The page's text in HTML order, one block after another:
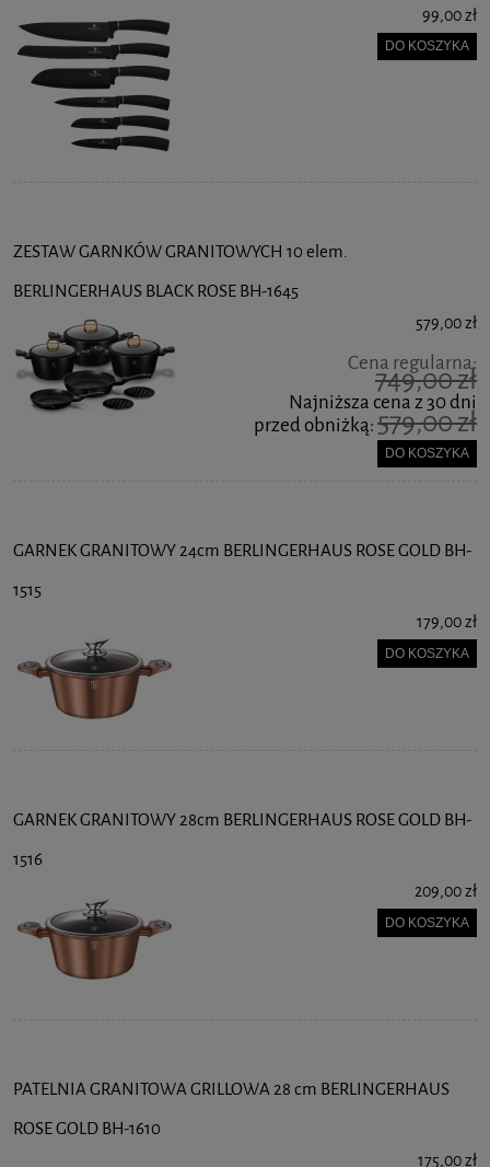
99,00 zł
DO KOSZYKA
ZESTAW GARNKÓW GRANITOWYCH 10 elem.
BERLINGERHAUS BLACK ROSE BH-1645
579,00 zł
Cena regularna:
749,00 zł
Najniższa cena z 30 dni
przed obniżką:579,00 zł
DO KOSZYKA
GARNEK GRANITOWY 24cm BERLINGERHAUS ROSE GOLD BH-
1515
179,00 zł
DO KOSZYKA
GARNEK GRANITOWY 28cm BERLINGERHAUS ROSE GOLD BH-
1516
209,00 zł
DO KOSZYKA
PATELNIA GRANITOWA GRILLOWA 28 cm BERLINGERHAUS
ROSE GOLD BH-1610
175,00 zł